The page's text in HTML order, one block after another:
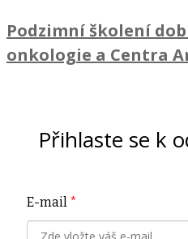
Podzimní školení
onkologie a Centra
Přihlaste se k
E-mail *